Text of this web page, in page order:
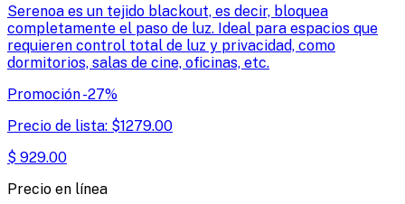
Serenoa es un tejido blackout, es decir, bloquea
completamente el paso de luz. Ideal para espacios que
requieren control total de luz y privacidad, como
dormitorios, salas de cine, oficinas, etc.
Promoción-27%
Precio de lista: $1279.00
$ 929.00
Precio en línea